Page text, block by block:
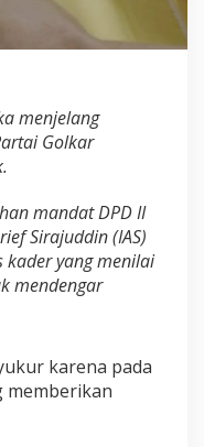
menjelang
Golkar
mandat DPD II
Sirajuddin (IAS)
yang menilai
mendengar
karena pada
memberikan